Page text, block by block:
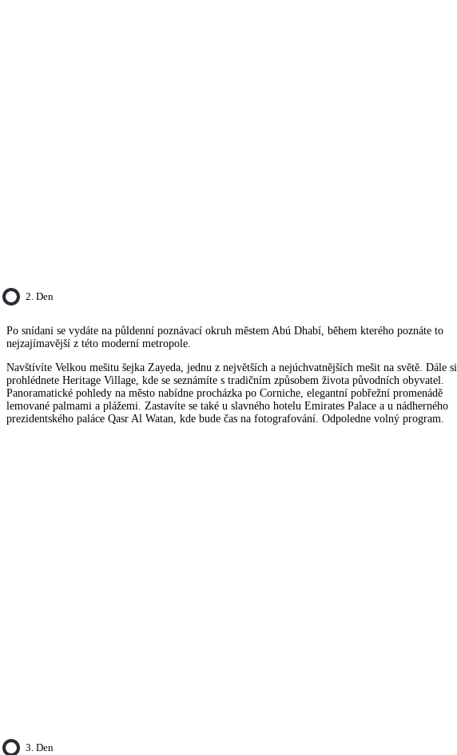
2. Den
Po snídani se vydáte na půldenní poznávací okruh městem Abú Dhabí, během kterého poznáte to
nejzajímavější z této moderní metropole.
Navštívíte Velkou mešitu šejka Zayeda, jednu z největších a nejúchvatnějších mešit na světě. Dále si
prohlédnete Heritage Village, kde se seznámíte s tradičním způsobem života původních obyvatel.
Panoramatické pohledy na město nabídne procházka po Corniche, elegantní pobřežní promenádě
lemované palmami a plážemi. Zastavíte se také u slavného hotelu Emirates Palace a u nádherného
prezidentského paláce Qasr Al Watan, kde bude čas na fotografování. Odpoledne volný program.
3. Den